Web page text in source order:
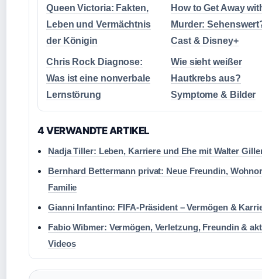
Queen Victoria: Fakten,
Leben und Vermächtnis
der Königin
How to Get Away
Murder:
Cast & Disney+
Chris Rock Diagnose:
Was ist eine nonverbale
Lernstörung
Wie sieht weißer
Hautkrebs aus?
Symptome & Bilder
4 VERWANDTE ARTIKEL
Nadja Tiller: Leben, Karriere und Ehe mit Walter
Bernhard Bettermann privat: Neue Freundin,
Familie
Gianni Infantino: FIFA-Präsident – Vermögen &
Fabio Wibmer: Vermögen, Verletzung, Freundin &
Videos